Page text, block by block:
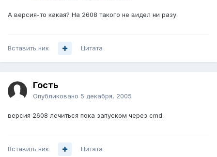
А версия-то какая? На 2608 такого не видел ни разу.
Вставить ник Цитата
Гость
Опубликовано 5 декабря, 2005
версия 2608 лечиться пока запуском через cmd.
Вставить ник Цитата